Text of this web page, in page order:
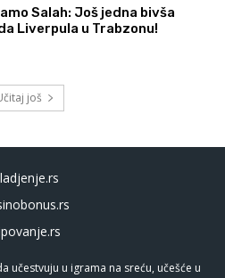
Salah: Još jedna bivša
Liverpula u Trabzonu!
još
učestvuju u igrama na sreću, učešće u